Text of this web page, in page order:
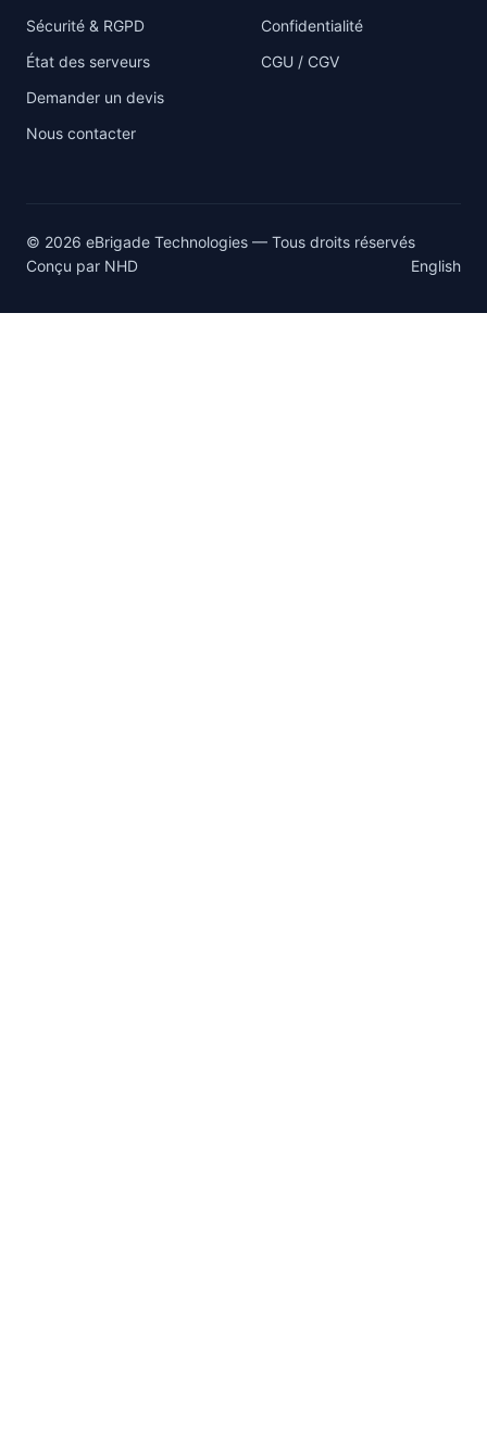
Sécurité & RGPD
État des serveurs
Demander un devis
Nous contacter
Confidentialité
CGU / CGV
© 2026 eBrigade Technologies — Tous droits réservés
Conçu par NHD English